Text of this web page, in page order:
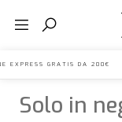
EXPRESS GRATIS
Solo in